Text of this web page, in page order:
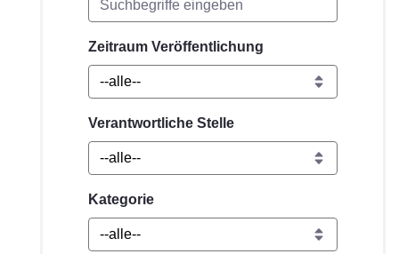
Zeitraum Veröffentlichung
Verantwortliche Stelle
Kategorie